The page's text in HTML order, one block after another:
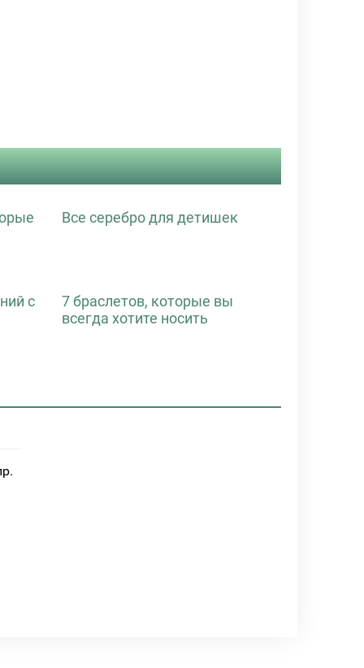
Все серебро для детишек
с
7 браслетов, которые вы
всегда хотите носить